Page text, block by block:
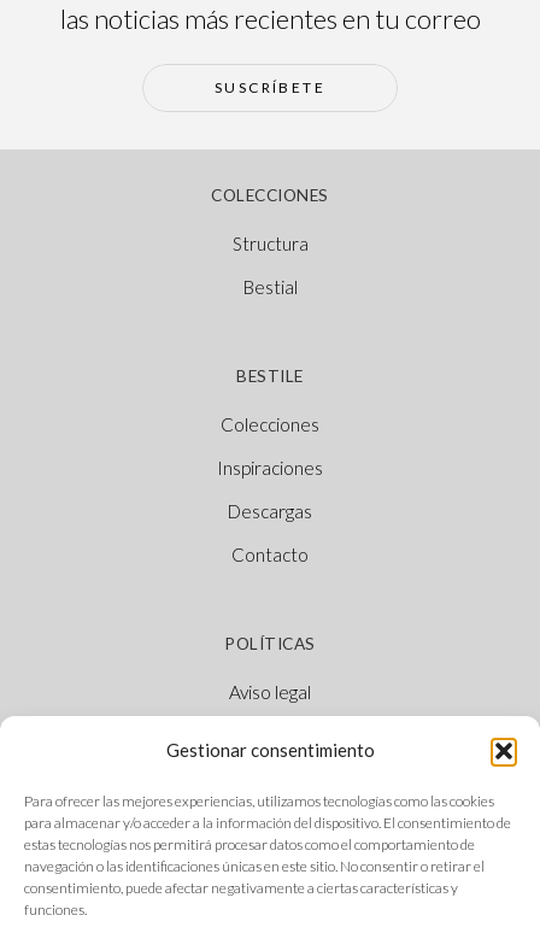
Gestionar consentimiento
Para ofrecer las mejores experiencias, utilizamos tecnologías como las cookies
para almacenar y/o acceder a la información del dispositivo. El consentimiento de
estas tecnologías nos permitirá procesar datos como el comportamiento de
navegación o las identificaciones únicas en este sitio. No consentir o retirar el
consentimiento, puede afectar negativamente a ciertas características y
funciones.
las noticias más recientes en tu correo
SUSCRÍBETE
COLECCIONES
Structura
Bestial
BESTILE
Colecciones
Inspiraciones
Descargas
Contacto
POLÍTICAS
Aviso legal
Canal Ético